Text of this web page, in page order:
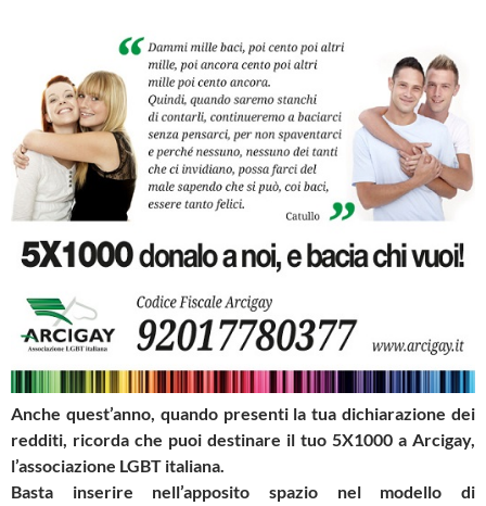
Anche quest’anno, quando presenti la tua dichiarazione dei
redditi, ricorda che puoi destinare il tuo 5X1000 a Arcigay,
l’associazione LGBT italiana.
Basta inserire nell’apposito spazio nel modello di